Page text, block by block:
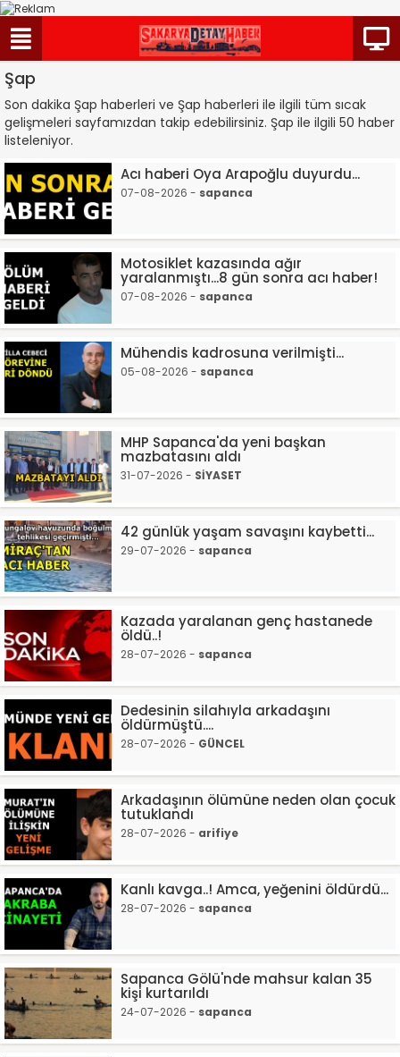
Şap
Son dakika Şap haberleri ve Şap haberleri ile ilgili tüm sıcak
gelişmeleri sayfamızdan takip edebilirsiniz. Şap ile ilgili 50 haber
listeleniyor.
Acı haberi Oya Arapoğlu duyurdu...
07-08-2026 - sapanca
Motosiklet kazasında ağır
yaralanmıştı...8 gün sonra acı haber!
07-08-2026 - sapanca
Mühendis kadrosuna verilmişti...
05-08-2026 - sapanca
MHP Sapanca'da yeni başkan
mazbatasını aldı
31-07-2026 - SİYASET
42 günlük yaşam savaşını kaybetti...
29-07-2026 - sapanca
Kazada yaralanan genç hastanede
öldü..!
28-07-2026 - sapanca
Dedesinin silahıyla arkadaşını
öldürmüştü....
28-07-2026 - GÜNCEL
Arkadaşının ölümüne neden olan çocuk
tutuklandı
28-07-2026 - arifiye
Kanlı kavga..! Amca, yeğenini öldürdü...
28-07-2026 - sapanca
Sapanca Gölü'nde mahsur kalan 35
kişi kurtarıldı
24-07-2026 - sapanca